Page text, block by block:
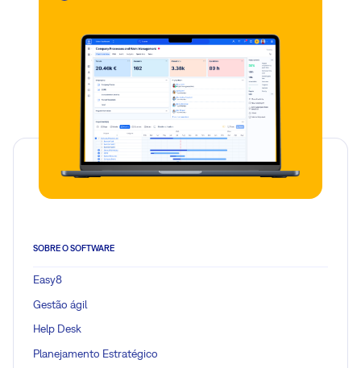
SOBRE O SOFTWARE
Easy8
Gestão ágil
Help Desk
Planejamento Estratégico